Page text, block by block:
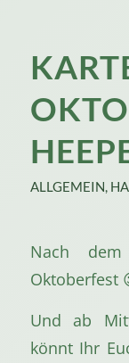
ALLGEMEIN,
Nach
Oktoberfest
Und ab
könnt Ihr